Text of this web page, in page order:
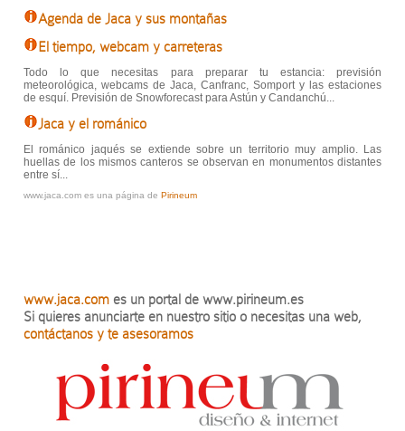
Agenda de Jaca y sus montañas
El tiempo, webcam y carreteras
Todo lo que necesitas para preparar tu estancia: previsión
meteorológica, webcams de Jaca, Canfranc, Somport y las estaciones
de esquí. Previsión de Snowforecast para Astún y Candanchú...
Jaca y el románico
El románico jaqués se extiende sobre un territorio muy amplio. Las
huellas de los mismos canteros se observan en monumentos distantes
entre sí...
www.jaca.com es una página de Pirineum
www.jaca.com es un portal de www.pirineum.es
Si quieres anunciarte en nuestro sitio o necesitas una web,
contáctanos y te asesoramos